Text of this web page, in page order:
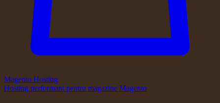
Magento Hosting
Hosting performant pentru magazine Magento